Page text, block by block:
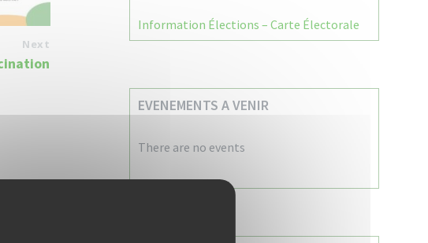
Next
Information Élections – Carte Électorale
EVENEMENTS A VENIR
There are no events